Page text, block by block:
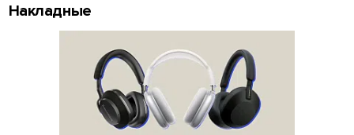
Накладные